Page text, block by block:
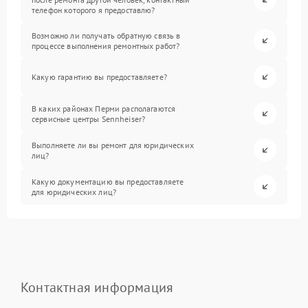
телефон которого я предоставлю?
Возможно ли получать обратную связь в
процессе выполнения ремонтных работ?
Какую гарантию вы предоставляете?
В каких районах Перми располагаются
сервисные центры Sennheiser?
Выполняете ли вы ремонт для юридических
лиц?
Какую документацию вы предоставляете
для юридических лиц?
Контактная информация